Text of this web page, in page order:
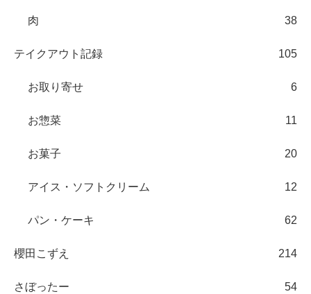
肉 38
テイクアウト記録 105
お取り寄せ 6
お惣菜 11
お菓子 20
アイス・ソフトクリーム 12
パン・ケーキ 62
櫻田こずえ 214
さぼったー 54